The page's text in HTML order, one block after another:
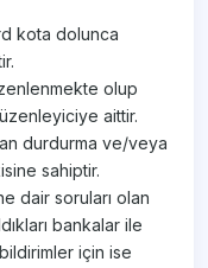
kota dolunca
olup
aittir.
durdurma ve/veya
sahiptir.
dair soruları olan
bankalar ile
için ise